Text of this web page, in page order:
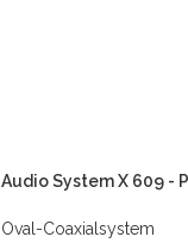
Audio System X 609 -
Oval-Coaxialsystem